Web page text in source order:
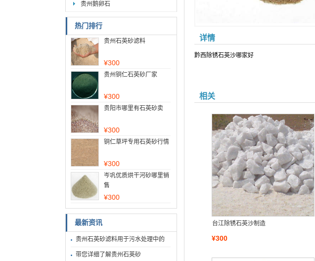
贵州鹅卵石
热门排行
贵州石英砂滤料
¥300
贵州铜仁石英砂厂家
¥300
贵阳市哪里有石英砂卖
¥300
铜仁草坪专用石英砂行情
¥300
岑巩优质烘干河砂哪里销
售
¥300
最新资讯
贵州石英砂滤料用于污水处理中的
带您详细了解贵州石英砂
详情
黔西除锈石英沙哪家好
相关
台江除锈石英沙制造
¥300